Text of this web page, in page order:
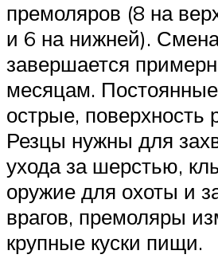
премоляров (8 на
и 6 на нижней).
завершается
месяцам.
острые, поверхность
Резцы нужны для
ухода за шерстью,
оружие для охоты и
врагов, премоляры
крупные куски пищи.